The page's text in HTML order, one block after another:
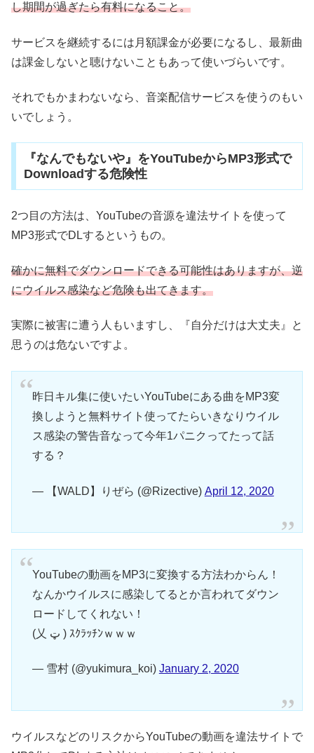
し期間が過ぎたら有料になること。
サービスを継続するには月額課金が必要になるし、最新曲
は課金しないと聴けないこともあって使いづらいです。
それでもかまわないなら、音楽配信サービスを使うのもい
いでしょう。
『なんでもないや』をYouTubeからMP3形式で
Downloadする危険性
2つ目の方法は、YouTubeの音源を違法サイトを使って
MP3形式でDLするというもの。
確かに無料でダウンロードできる可能性はありますが、逆
にウイルス感染など危険も出てきます。
実際に被害に遭う人もいますし、『自分だけは大丈夫』と
思うのは危ないですよ。
昨日キル集に使いたいYouTubeにある曲をMP3変
換しようと無料サイト使ってたらいきなりウイル
ス感染の警告音なって今年1パニクってたって話
する？
— 【WALD】りぜら (@Rizective) April 12, 2020
YouTubeの動画をMP3に変換する方法わからん！
なんかウイルスに感染してるとか言われてダウン
ロードしてくれない！
(乂 ټ ) ｽｸﾗｯﾁﾝｗｗｗ
— 雪村 (@yukimura_koi) January 2, 2020
ウイルスなどのリスクからYouTubeの動画を違法サイトで